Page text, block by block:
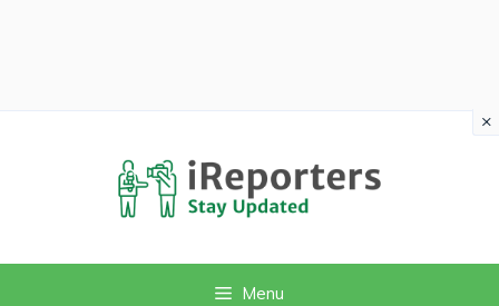
Menu
×